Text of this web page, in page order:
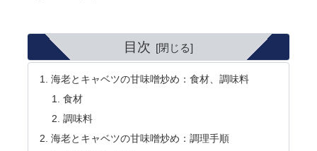
目次
海老とキャベツの甘味噌炒め：食材、調味料
食材
調味料
海老とキャベツの甘味噌炒め：調理手順